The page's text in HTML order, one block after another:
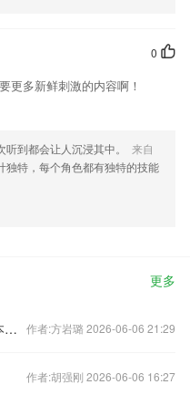
0
更多新鲜刺激的内容啊！
到都会让人沉浸其中。
来自
独特，每个角色都有独特的技能
更多
需求骤增、电网承压、电价暴涨 日本突遇电力危机 作者:方岩璐 2026-06-06 21:29
作者:胡强刚 2026-06-06 16:27